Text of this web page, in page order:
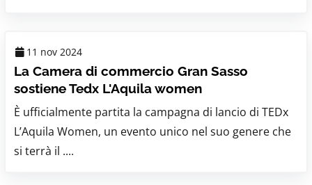
11 nov 2024
La Camera di commercio Gran Sasso
sostiene Tedx L'Aquila women
È ufficialmente partita la campagna di lancio di TEDx
L’Aquila Women, un evento unico nel suo genere che
si terrà il ....